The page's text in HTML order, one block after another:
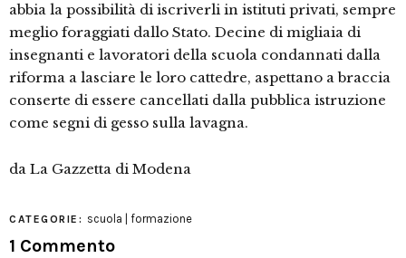
abbia la possibilità di iscriverli in istituti privati, sempre
meglio foraggiati dallo Stato. Decine di migliaia di
insegnanti e lavoratori della scuola condannati dalla
riforma a lasciare le loro cattedre, aspettano a braccia
conserte di essere cancellati dalla pubblica istruzione
come segni di gesso sulla lavagna.
da La Gazzetta di Modena
CATEGORIE: scuola | formazione
1 Commento